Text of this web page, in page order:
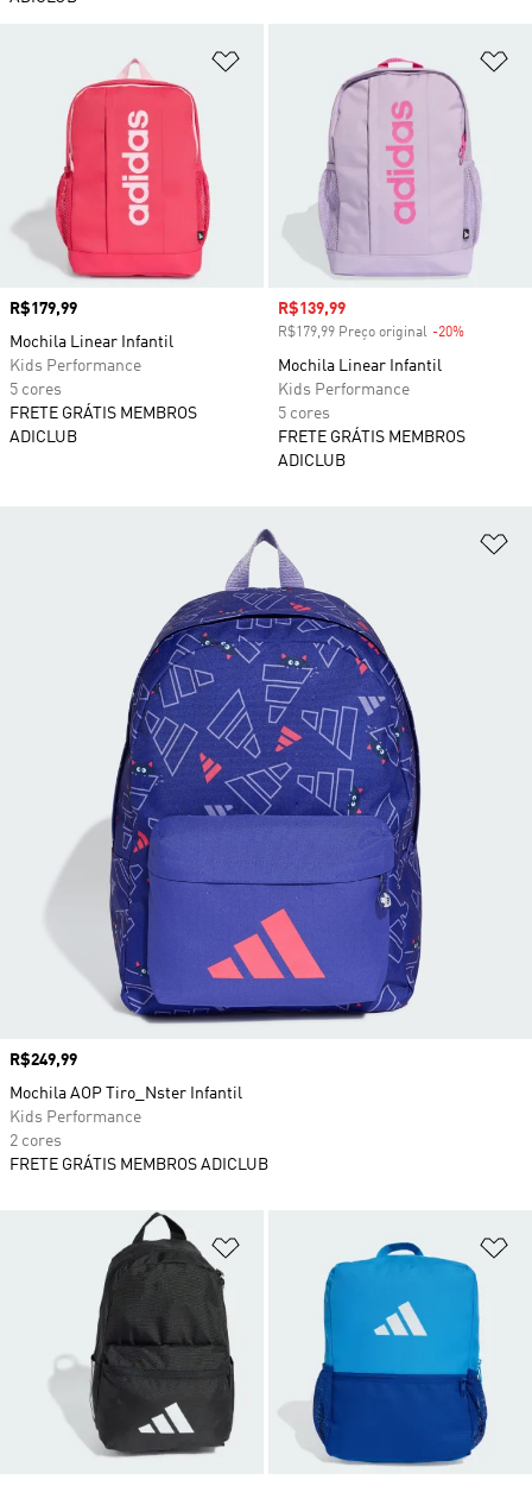
Adicionar à Lista de Desejos
Preço
R$179,99
Mochila Linear Infantil
Kids Performance
5 cores
FRETE GRÁTIS MEMBROS
ADICLUB
Preço com desconto
R$139,99
R$179,99 Preço original -20%
Mochila Linear Infantil
Kids Performance
5 cores
FRETE GRÁTIS MEMBROS
ADICLUB
Adicionar à Lista de Desejos
Preço
R$249,99
Mochila AOP Tiro_Nster Infantil
Kids Performance
2 cores
FRETE GRÁTIS MEMBROS ADICLUB